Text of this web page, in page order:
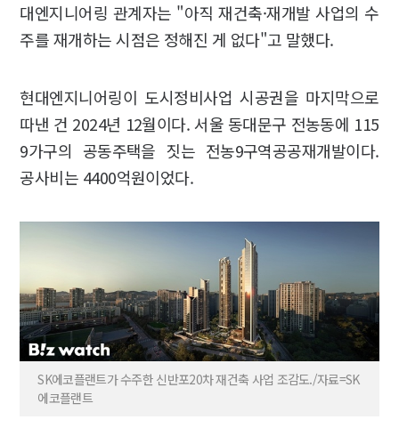
대엔지니어링 관계자는 "아직 재건축·재개발 사업의 수
주를 재개하는 시점은 정해진 게 없다"고 말했다.
현대엔지니어링이 도시정비사업 시공권을 마지막으로
따낸 건 2024년 12월이다. 서울 동대문구 전농동에 115
9가구의 공동주택을 짓는 전농9구역공공재개발이다.
공사비는 4400억원이었다.
SK에코플랜트가 수주한 신반포20차 재건축 사업 조감도./자료=SK
에코플랜트